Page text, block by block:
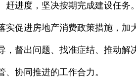
进度，坚决按期完成建设任务
促进房地产消费政策措施，加
督出问题、找准症结、推动解
协同推进的工作合力。